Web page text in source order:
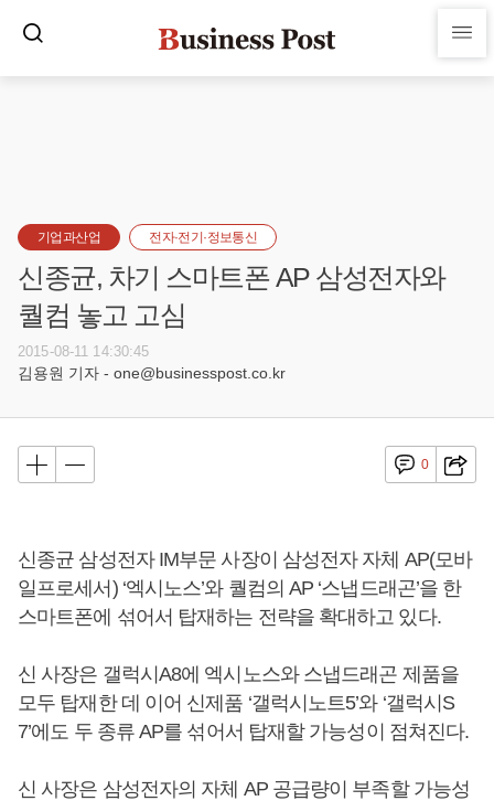
기업과산업 전자·전기·정보통신
신종균, 차기 스마트폰 AP 삼성전자와
퀄컴 놓고 고심
2015-08-11 14:30:45
김용원 기자 - one@businesspost.co.kr
0
신종균 삼성전자 IM부문 사장이 삼성전자 자체 AP(모바
일프로세서) ‘엑시노스’와 퀄컴의 AP ‘스냅드래곤’을 한
스마트폰에 섞어서 탑재하는 전략을 확대하고 있다.
신 사장은 갤럭시A8에 엑시노스와 스냅드래곤 제품을
모두 탑재한 데 이어 신제품 ‘갤럭시노트5’와 ‘갤럭시S
7’에도 두 종류 AP를 섞어서 탑재할 가능성이 점쳐진다.
신 사장은 삼성전자의 자체 AP 공급량이 부족할 가능성